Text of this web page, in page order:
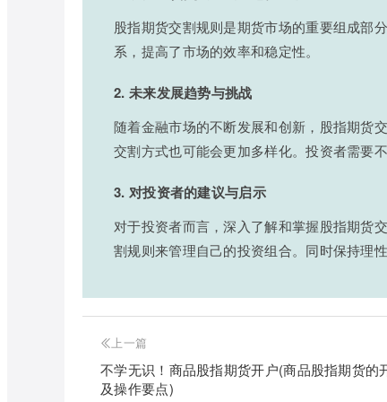
股指期货交割规则是期货市场的重要组成部
系，提高了市场的效率和稳定性。
2. 未来发展趋势与挑战
随着金融市场的不断发展和创新，股指期货
交割方式也可能会更加多样化。投资者需要
3. 对投资者的建议与启示
对于投资者而言，深入了解和掌握股指期货
割规则来管理自己的投资组合。同时保持理
上一篇
不学无识！商品股指期货开户(商品股指期货的
及操作要点)